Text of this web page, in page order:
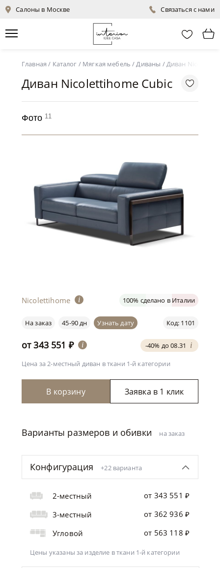
Салоны в Москве Связаться с нами
Главная / Каталог / Мягкая мебель /Диваны /Диван
Диван Nicolettihome Cubic
Фото 11
Nicolettihome i 100% сделано в Италии
Код: 1101
На заказ 45-90 дн Узнать дату
-40% до 08.31 i
от343 551 ₽ i
Цена за 2-местный диван в ткани 1-й категории
В корзину Заявка в 1 клик
Варианты размеров и обивки на заказ
Конфигурация+22 варианта
2-местный
3-местный
Угловой
от 343 551 ₽
от 362 936 ₽
от 563 118 ₽
Цены указаны за изделие в ткани 1-й категории